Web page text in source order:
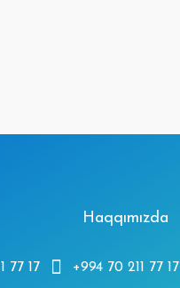
Haqqımızda
77 17 +994 70 211 77 17